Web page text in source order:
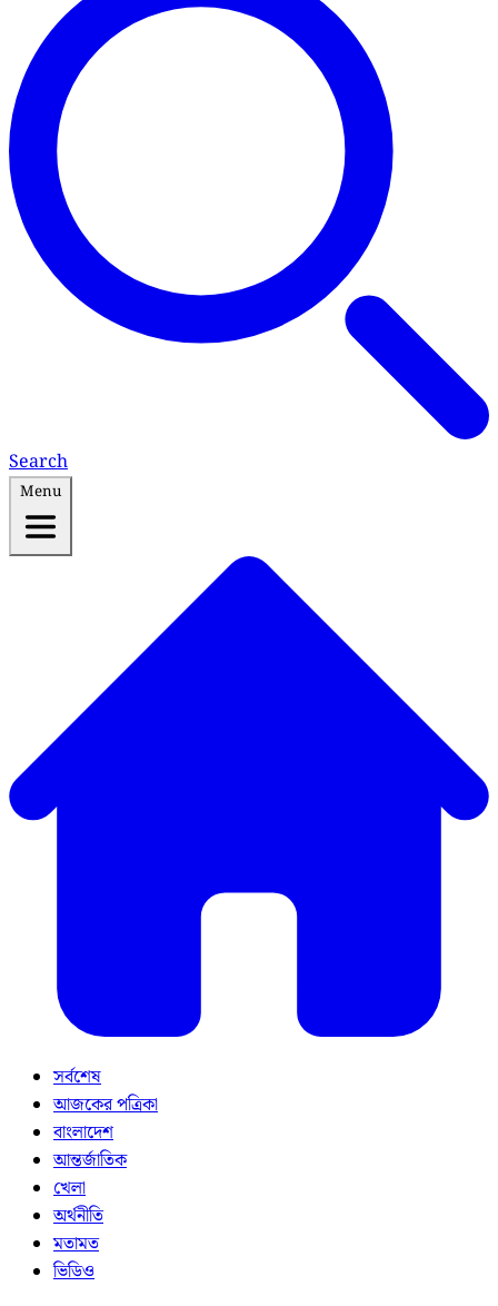
Search
Menu
সর্বশেষ
আজকের পত্রিকা
বাংলাদেশ
আন্তর্জাতিক
খেলা
অর্থনীতি
মতামত
ভিডিও